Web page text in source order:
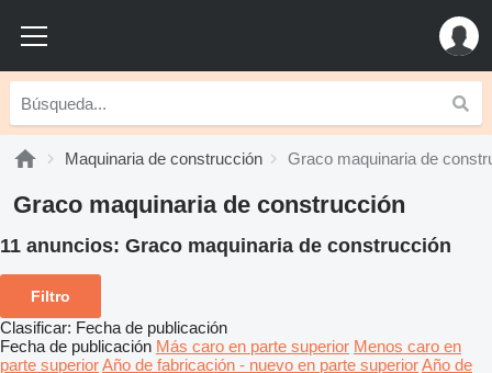
Maquinaria de construcción Graco maquinaria de
Graco maquinaria de construcción
11 anuncios: Graco maquinaria de construcción
Filtro
Clasificar: Fecha de publicación
Fecha de publicación Más caro en parte superior Menos caro en
parte superiorAño de fabricación - nuevo en parte superiorAño de